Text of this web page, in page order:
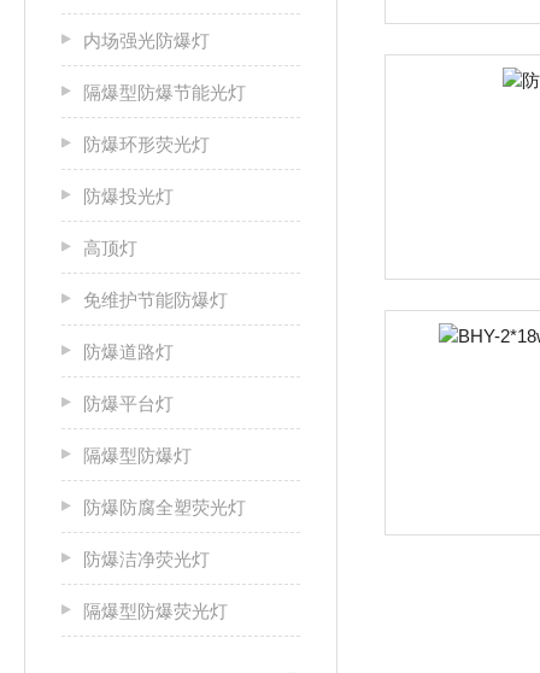
内场强光防爆灯
隔爆型防爆节能光灯
防爆环形荧光灯
防爆投光灯
高顶灯
免维护节能防爆灯
防爆道路灯
防爆平台灯
隔爆型防爆灯
防爆防腐全塑荧光灯
防爆洁净荧光灯
隔爆型防爆荧光灯